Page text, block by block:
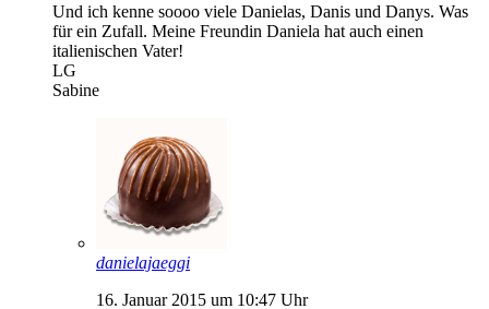
Und ich kenne soooo viele Danielas, Danis und Danys. Was
für ein Zufall. Meine Freundin Daniela hat auch einen
italienischen Vater!
LG
Sabine
danielajaeggi
16. Januar 2015 um 10:47 Uhr